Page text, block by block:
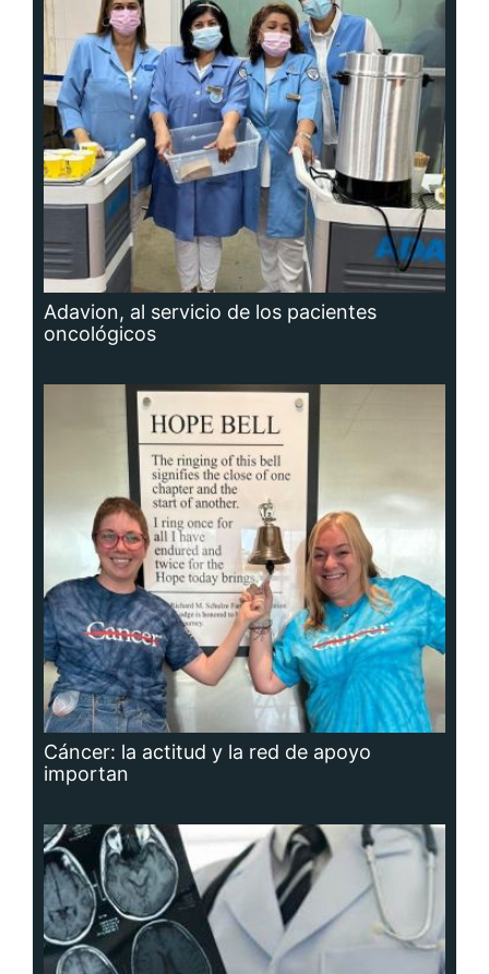
Adavion, al servicio de los pacientes
oncológicos
Cáncer: la actitud y la red de apoyo
importan